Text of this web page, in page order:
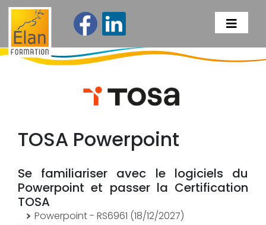
TOSA Powerpoint
Se familiariser avec le logiciels du
Powerpoint et passer la Certification
TOSA
Powerpoint - RS6961 (18/12/2027)